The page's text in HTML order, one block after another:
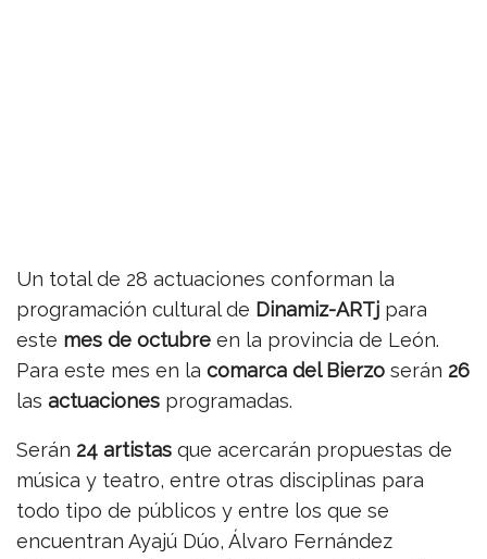
Un total de 28 actuaciones conforman la
programación cultural de Dinamiz-ARTj para
este mes de octubre en la provincia de León.
Para este mes en la comarca del Bierzo serán 26
las actuaciones programadas.
Serán 24 artistas que acercarán propuestas de
música y teatro, entre otras disciplinas para
todo tipo de públicos y entre los que se
encuentran Ayajú Dúo, Álvaro Fernández